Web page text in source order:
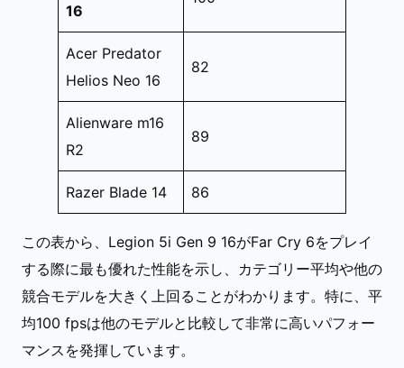
16
Acer Predator
Helios Neo 16
82
Alienware m16
R2
89
Razer Blade 14 86
この表から、Legion 5i Gen 9 16がFar Cry 6をプレイ
する際に最も優れた性能を示し、カテゴリー平均や他の
競合モデルを大きく上回ることがわかります。特に、平
均100 fpsは他のモデルと比較して非常に高いパフォー
マンスを発揮しています。